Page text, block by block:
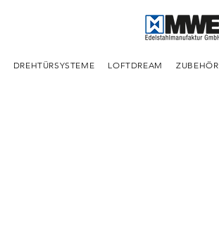
DREHTÜRSYSTEME LOFTDREAM ZUBEHÖR